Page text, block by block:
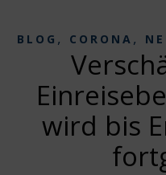
BLOG , CORONA ,
wird bis